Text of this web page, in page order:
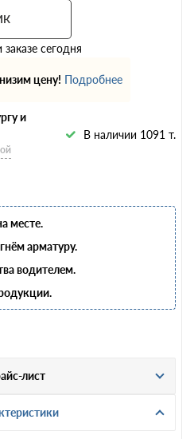
сегодня
цену! Подробнее
и
В наличии 1091 т.
месте.
арматуру.
водителем.
лист